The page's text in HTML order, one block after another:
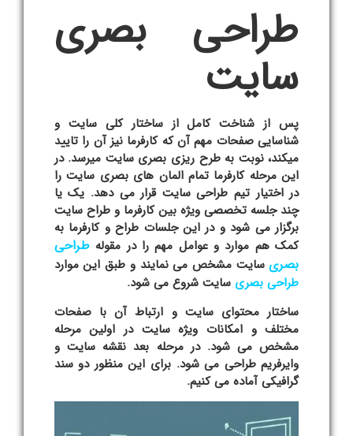
طراحی بصری
سایت
پس از شناخت کامل از ساختار کلی سایت و
شناسایی صفحات مهم آن که کارفرما نیز آن را تایید
می­کند، نوبت به طرح ریزی بصری سایت می­رسد. در
این مرحله کارفرما تمام المان های بصری سایت را
در اختیار تیم طراحی سایت قرار می دهد. یک یا
چند جلسه تخصصی ویژه بین کارفرما و طراح سایت
برگزار می شود و در این جلسات طراح و کارفرما به
کمک هم موارد و عوامل مهم را در مقوله طراحی
بصریسایت مشخص می نمایند و طبق این موارد
طراحی بصری سایت شروع می شود.
ساختار محتوای سایت و ارتباط آن با صفحات
مختلف و امکانات ویژه سایت در اولین مرحله
مشخص می شود. در مرحله بعد نقشه سایت و
وایرفریم طراحی می شود. برای این منظور دو سند
گرافیکی آماده می کنیم.